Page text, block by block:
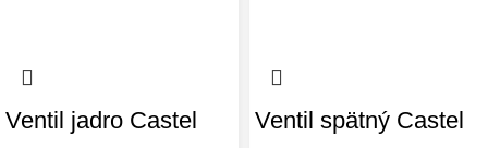
Ventil jadro Castel Ventil spätný Castel